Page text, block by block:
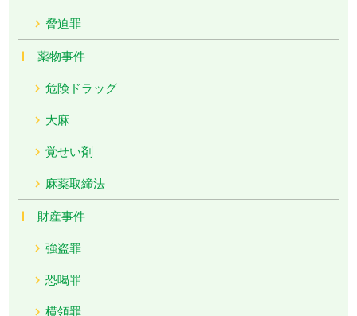
脅迫罪
薬物事件
危険ドラッグ
大麻
覚せい剤
麻薬取締法
財産事件
強盗罪
恐喝罪
横領罪